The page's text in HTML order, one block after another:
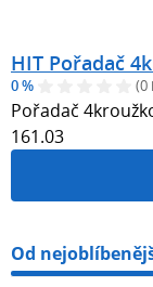
HIT Pořadač
0 % (0
Pořadač
161.03
Od